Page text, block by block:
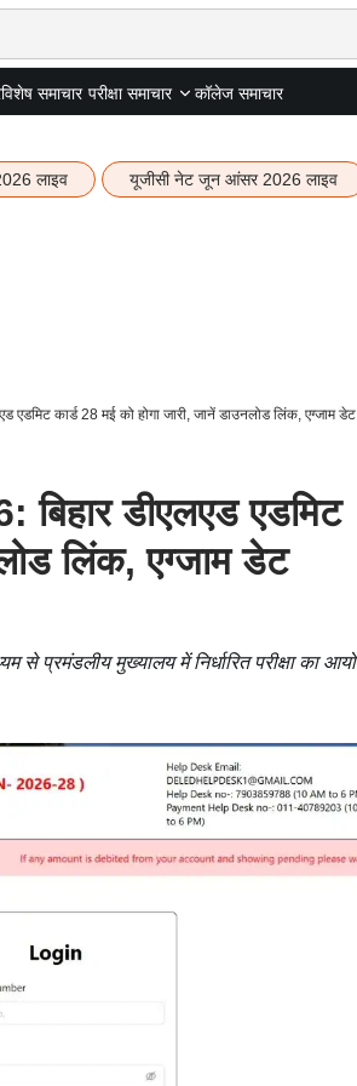
विशेष समाचार परीक्षा समाचार कॉलेज समाचार
लाइव यूजीसी नेट जून आंसर 2026 लाइव
कार्ड 28 मई को होगा जारी, जानें डाउनलोड लिंक, एग्जाम डेट
डीएलएड एडमिट
लिंक, एग्जाम डेट
से प्रमंडलीय मुख्यालय में निर्धारित परीक्षा का